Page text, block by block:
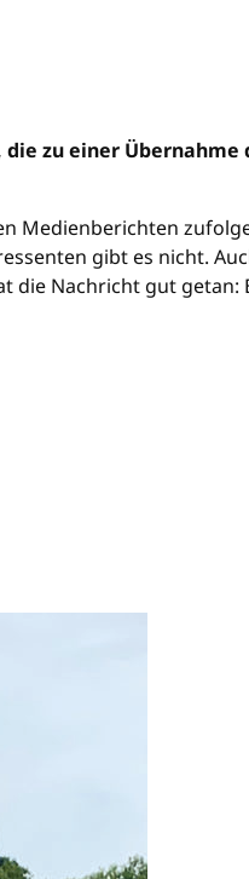
zu einer Übernahme
Medienberichten
gibt es nicht.
Nachricht gut getan: